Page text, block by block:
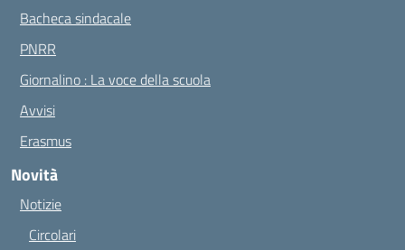
Bacheca sindacale
PNRR
Giornalino : La voce della scuola
Avvisi
Erasmus
Novità
Notizie
Circolari